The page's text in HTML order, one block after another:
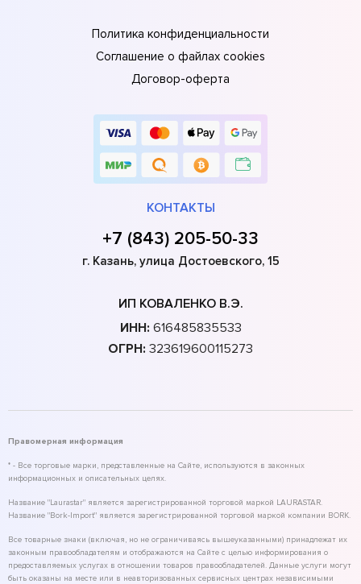
Политика конфиденциальности
Соглашение о файлах cookies
Договор-оферта
КОНТАКТЫ
+7 (843) 205-50-33
г. Казань, улица Достоевского, 15
ИП КОВАЛЕНКО В.Э.
ИНН: 616485835533
ОГРН: 323619600115273
Правомерная информация
* - Все торговые марки, представленные на Сайте, используются в законных
информационных и описательных целях.
Название "Laurastar" является зарегистрированной торговой маркой LAURASTAR.
Название "Bork-Import" является зарегистрированной торговой маркой компании BORK.
Все товарные знаки (включая, но не ограничиваясь вышеуказанными) принадлежат их
законным правообладателям и отображаются на Сайте с целью информирования о
предоставляемых услугах в отношении товаров правообладателей. Данные услуги могут
быть оказаны на месте или в неавторизованных сервисных центрах независимыми